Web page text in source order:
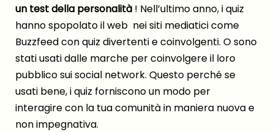
un test della personalità ! Nell’ultimo anno, i quiz
hanno spopolato il web nei siti mediatici come
Buzzfeed con quiz divertenti e coinvolgenti. O sono
stati usati dalle marche per coinvolgere il loro
pubblico sui social network. Questo perché se
usati bene, i quiz forniscono un modo per
interagire con la tua comunità in maniera nuova e
non impegnativa.